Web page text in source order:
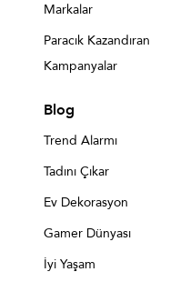
Markalar
Paracık Kazandıran
Kampanyalar
Blog
Trend Alarmı
Tadını Çıkar
Ev Dekorasyon
Gamer Dünyası
İyi Yaşam